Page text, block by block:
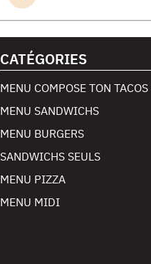
CATÉGORIES
MENU COMPOSE TON TACOS
MENU SANDWICHS
MENU BURGERS
SANDWICHS SEULS
MENU PIZZA
MENU MIDI